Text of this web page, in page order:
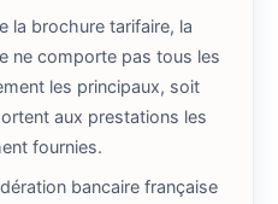
la brochure tarifaire, la
ne comporte pas tous les
les principaux, soit
aux prestations les
fournies.
bancaire française